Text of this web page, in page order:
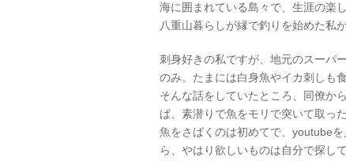
海に囲まれている島々で、生涯の楽
八重山暮らしが縁で釣りを始めた私
刺身好きの私ですが、地元のスーパ
のみ。たまには白身魚やイカ刺しも
そんな話をしていたところ、同僚か
ば、素潜りで魚をモリで突いて取っ
魚をさばくのは初めてで、youtube
ら、やはり欲しいものは自分で探し